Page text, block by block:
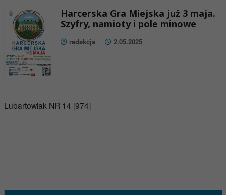
Harcerska Gra Miejska już 3 maja.
Szyfry, namioty i pole minowe
redakcja 2.05.2025
Lubartowiak NR 14 [974]